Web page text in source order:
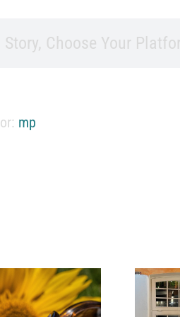
Story, Choose Your
mp
starke Praxis